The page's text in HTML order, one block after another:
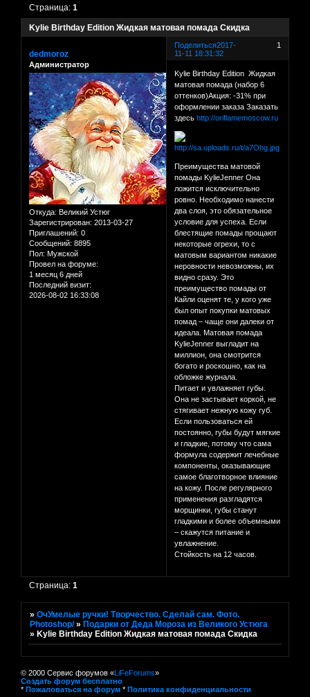
Kylie Birthday Edition Жидкая матовая помада Скидка
Страница:1
Поделиться 1
2017-
11-11 18:31:32
dedmoroz
Администратор
Откуда: Великий Устюг
Зарегистрирован: 2013-03-27
Приглашений: 0
Сообщений: 8895
Пол: Мужской
Провел на форуме:
1 месяц 6 дней
Последний визит:
2026-08-02 16:33:08
Kylie Birthday Edition Жидкая
матовая помада (набор 6
оттенков)Акция: -31% при
оформлении заказа Заказать
здесьhttp://oriflamemoscow.ru
Преимущества матовой
помады KylieJenner Она
ложится исключительно
ровно. Необходимо нанести
два слоя, это обязательное
условие для успеха. Если
блестящие помады прощают
некоторые огрехи, то с
матовым вариантом никакие
неровности невозможны, их
видно сразу. Это
преимущество помады от
Кайли оценят те, у кого уже
был опыт покупки матовых
помад – чаще они далеки от
идеала. Матовая помада
KylieJenner выгладит на
миллион, она смотрится
богато и роскошно, как на
обложке журнала.
Питает и увлажняет губы.
Она не застывает коркой, не
стягивает нежную кожу губ.
Если пользоваться ей
постоянно, губы будут мягкие
и гладкие, потому что сама
формула содержит лечебные
компоненты, оказывающие
самое благотворное влияние
на кожу. После регулярного
применения разгладятся
морщинки, губы станут
гладкими и более объемными
– скажутся питание и
увлажнение.
Стойкость на 12 часов.
Страница:1
»ОчУмелые ручки! Творчество. Сделай сам. Фото.
Photoshop/ »Подарки от Деда Мороза из Великого Устюга
»Kylie Birthday Edition Жидкая матовая помада Скидка
© 2000 Сервис форумов «LiFeForums»
Создать форум бесплатно
* Пожаловаться на форум * Политика конфиденциальности